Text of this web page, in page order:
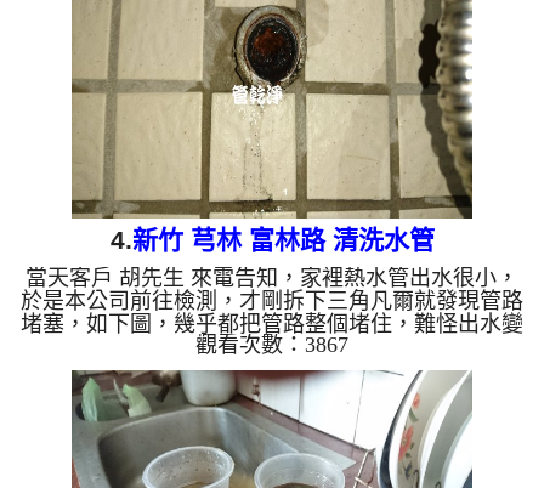
4.新竹 芎林 富林路 清洗水管
當天客戶 胡先生 來電告知，家裡熱水管出水很小，
於是本公司前往檢測，才剛拆下三角凡爾就發現管路
堵塞，如下圖，幾乎都把管路整個堵住，難怪出水變
小，於是本公司架起 水管清洗機 ，開始 清水管 ，管
路不斷噴出泥水，如下影片， 水管清洗 過程管路一
直堵住，本公司採用特殊工法來 清水管，過程 約兩
個多小時，管路裡的鐵鏽總算清洗乾淨，客戶終於可
以正常洗澡了。 清洗水管,水管清洗, 洗水管, 熱水管
堵塞, 熱水忽冷忽熱 ...
觀看次數：3867